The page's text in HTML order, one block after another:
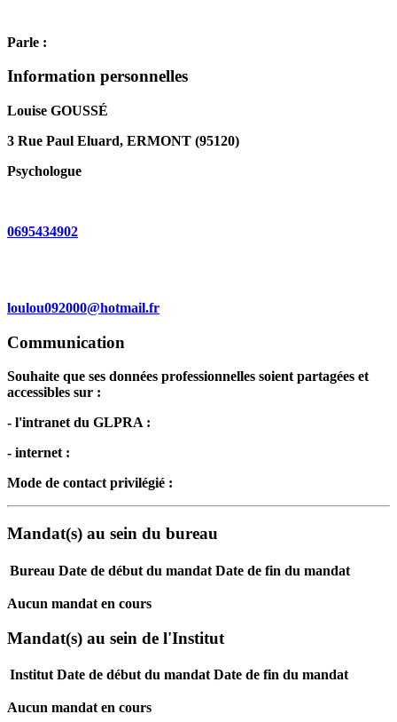
Parle :
Information personnelles
Louise GOUSSÉ
3 Rue Paul Eluard, ERMONT (95120)
Psychologue
0695434902
loulou092000@hotmail.fr
Communication
Souhaite que ses données professionnelles soient partagées et
accessibles sur :
- l'intranet du GLPRA :
- internet :
Mode de contact privilégié :
Mandat(s) au sein du bureau
Bureau Date de début du mandat Date de fin du mandat
Aucun mandat en cours
Mandat(s) au sein de l'Institut
Institut Date de début du mandat Date de fin du mandat
Aucun mandat en cours